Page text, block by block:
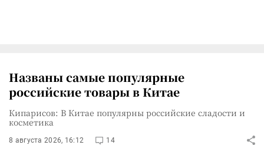
Названы самые популярные
российские товары в Китае
Кипарисов: В Китае популярны российские сладости и
косметика
8 августа 2026, 16:12 14